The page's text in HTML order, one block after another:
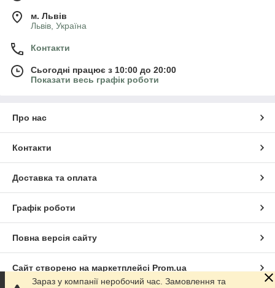
м. Львів
Львів, Україна
Контакти
Сьогодні працює з 10:00 до 20:00
Показати весь графік роботи
Про нас
Контакти
Доставка та оплата
Графік роботи
Повна версія сайту
Сайт створено на маркетплейсі Prom.ua
Зараз у компанії неробочий час. Замовлення та